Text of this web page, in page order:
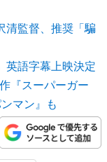
清監督、推奨「騙
英語字幕上映決定
『スーパーガー
マン』も